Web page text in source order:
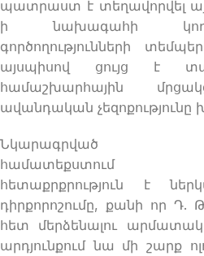
պատրաստ է տեղավորվել
ի նախագահի
գործողությունների
այսպիսով ցույց է
համաշխարհային
ավանդական չեզոքությունը
Նկարագրված
համատեքստում
հետաքրքրություն է
դիրքորոշումը, քանի որ
հետ մերձենալու
արդյունքում նա մի շարք